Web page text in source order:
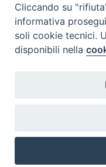
Contatti &
C.ne Aurelia, 50 – 00165
Contatti
Scrivi a:
Cliccando su
informativa
soli cookie tecnici.
disponibili nella